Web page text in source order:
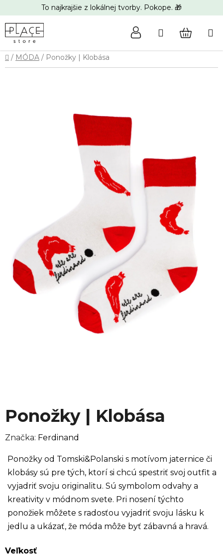
na
obsah
To najkrajšie z lokálnej tvorby. Pokope. 🎁
Hľadať
Domov
/ MÓDA / Ponožky | Klobása
Ponožky | Klobása
Značka: Ferdinand
Ponožky od Tomski&Polanski s motívom jaternice či
klobásy sú pre tých, ktorí si chcú spestriť svoj outfit a
vyjadriť svoju originalitu. Sú symbolom odvahy a
kreativity v módnom svete. Pri nosení týchto
ponožiek môžete s radosťou vyjadriť svoju lásku k
jedlu a ukázať, že móda môže byť zábavná a hravá.
Veľkosť